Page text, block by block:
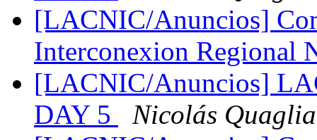
[LACNIC/Anuncios]
Interconexion Regional
[LACNIC/Anuncios]
DAY 5
Nicolás